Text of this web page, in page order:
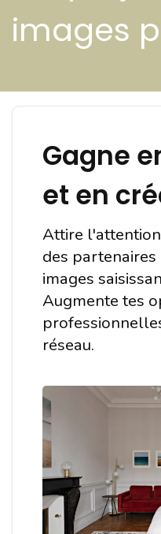
images
Gagne
et en
Attire
des
images
Augmente tes
réseau.